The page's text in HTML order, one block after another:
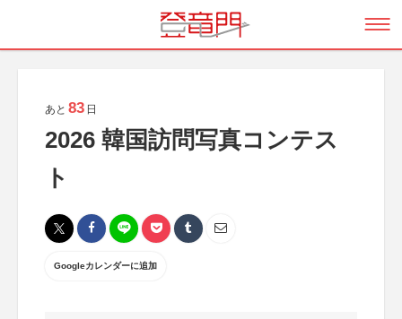
あと 83 日
2026 韓国訪問写真コンテス
ト
Googleカレンダーに追加